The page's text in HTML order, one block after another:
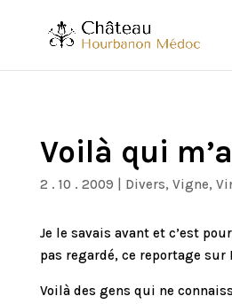
Voilà qui
2 . 10 . 2009 Divers, Vigne,
Je le savais avant et c’est
pas regardé, ce reportage sur
Voilà des gens qui ne